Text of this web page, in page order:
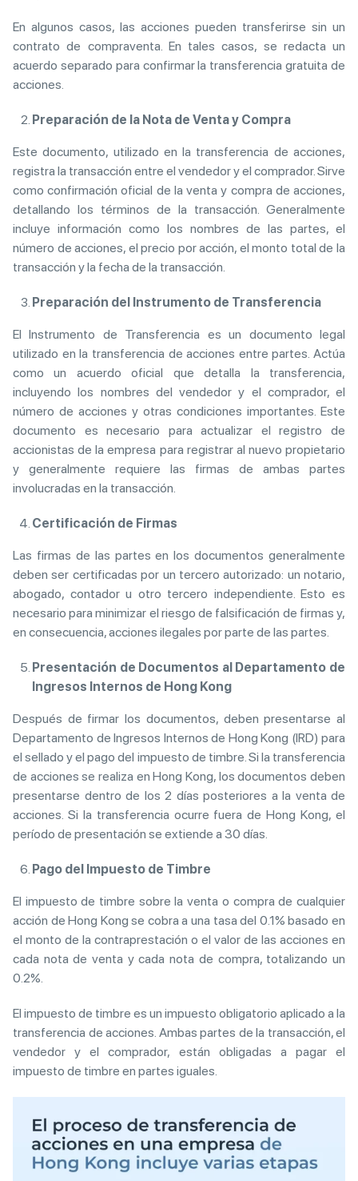
En algunos casos, las acciones pueden transferirse sin un
contrato de compraventa. En tales casos, se redacta un
acuerdo separado para confirmar la transferencia gratuita de
acciones.
Preparación de la Nota de Venta y Compra
Este documento, utilizado en la transferencia de acciones,
registra la transacción entre el vendedor y el comprador. Sirve
como confirmación oficial de la venta y compra de acciones,
detallando los términos de la transacción. Generalmente
incluye información como los nombres de las partes, el
número de acciones, el precio por acción, el monto total de la
transacción y la fecha de la transacción.
Preparación del Instrumento de Transferencia
El Instrumento de Transferencia es un documento legal
utilizado en la transferencia de acciones entre partes. Actúa
como un acuerdo oficial que detalla la transferencia,
incluyendo los nombres del vendedor y el comprador, el
número de acciones y otras condiciones importantes. Este
documento es necesario para actualizar el registro de
accionistas de la empresa para registrar al nuevo propietario
y generalmente requiere las firmas de ambas partes
involucradas en la transacción.
Certificación de Firmas
Las firmas de las partes en los documentos generalmente
deben ser certificadas por un tercero autorizado: un notario,
abogado, contador u otro tercero independiente. Esto es
necesario para minimizar el riesgo de falsificación de firmas y,
en consecuencia, acciones ilegales por parte de las partes.
Presentación de Documentos al Departamento de
Ingresos Internos de Hong Kong
Después de firmar los documentos, deben presentarse al
Departamento de Ingresos Internos de Hong Kong (IRD) para
el sellado y el pago del impuesto de timbre. Si la transferencia
de acciones se realiza en Hong Kong, los documentos deben
presentarse dentro de los 2 días posteriores a la venta de
acciones. Si la transferencia ocurre fuera de Hong Kong, el
período de presentación se extiende a 30 días.
Pago del Impuesto de Timbre
El impuesto de timbre sobre la venta o compra de cualquier
acción de Hong Kong se cobra a una tasa del 0.1% basado en
el monto de la contraprestación o el valor de las acciones en
cada nota de venta y cada nota de compra, totalizando un
0.2%.
El impuesto de timbre es un impuesto obligatorio aplicado a la
transferencia de acciones. Ambas partes de la transacción, el
vendedor y el comprador, están obligadas a pagar el
impuesto de timbre en partes iguales.